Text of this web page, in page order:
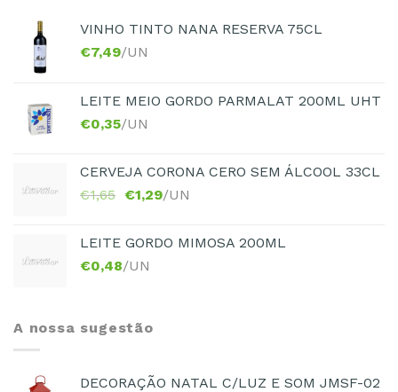
VINHO TINTO NANA RESERVA 75CL
€7,49/UN
LEITE MEIO GORDO PARMALAT 200ML UHT
€0,35/UN
CERVEJA CORONA CERO SEM ÁLCOOL 33CL
€1,65 €1,29/UN
LEITE GORDO MIMOSA 200ML
€0,48/UN
A nossa sugestão
DECORAÇÃO NATAL C/LUZ E SOM JMSF-02